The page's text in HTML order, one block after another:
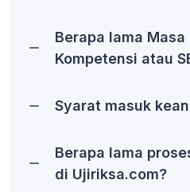
Berapa lama
Kompetensi atau
Syarat masuk
Berapa lama
di Ujiriksa.com?